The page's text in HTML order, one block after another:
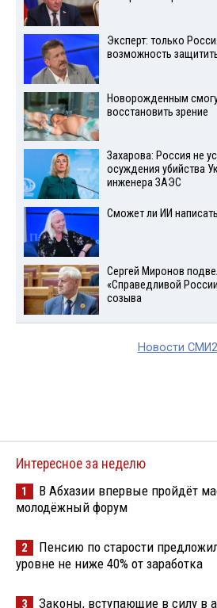
Эксперт: только
возможность
Новорожденным
восстановить зрение
Захарова: Россия не
осуждения убийства
инженера ЗАЭС
Сможет ли ИИ
Сергей Миронов
«Справедливой
созыва
Новости СМИ2
Интересное за неделю
1
В Абхазии впервые пройдёт
молодёжный форум
2
Пенсию по старости
уровне не ниже 40% от заработка
3 Законы, вступающие в силу в